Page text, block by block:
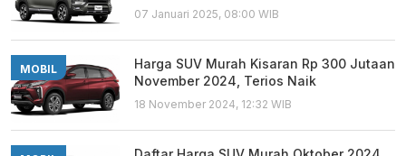
07 Januari 2025, 08:00 WIB
MOBIL
Harga SUV Murah Kisaran Rp 300 Jutaan
November 2024, Terios Naik
18 November 2024, 12:32 WIB